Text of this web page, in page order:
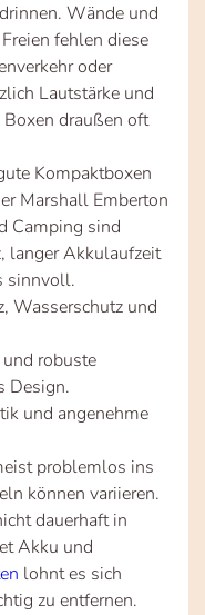
Wände und
fehlen diese
oder
Lautstärke und
draußen oft
Kompaktboxen
Marshall Emberton
Camping sind
langer Akkulaufzeit
sinnvoll.
Wasserschutz und
robuste
Design.
und angenehme
problemlos ins
können variieren.
dauerhaft in
Akku und
lohnt es sich
zu entfernen.